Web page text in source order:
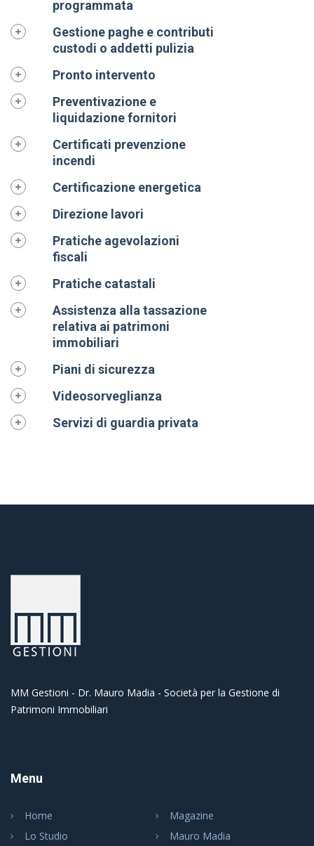
programmata
Gestione paghe e contributi
custodi o addetti pulizia
Pronto intervento
Preventivazione e
liquidazione fornitori
Certificati prevenzione
incendi
Certificazione energetica
Direzione lavori
Pratiche agevolazioni
fiscali
Pratiche catastali
Assistenza alla tassazione
relativa ai patrimoni
immobiliari
Piani di sicurezza
Videosorveglianza
Servizi di guardia privata
MM Gestioni - Dr. Mauro Madia - Società per la Gestione di
Patrimoni Immobiliari
Menu
Home
Magazine
Lo Studio
Mauro Madia